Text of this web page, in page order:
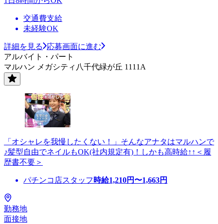
交通費支給
未経験OK
詳細を見る
応募画面に進む
アルバイト・パート
マルハン メガシティ八千代緑が丘 1111A
「オシャレを我慢したくない！」そんなアナタはマルハンで
♪髪型自由でネイルもOK(社内規定有)！しかも高時給↑↑＜履
歴書不要＞
パチンコ店スタッフ 時給1,210円〜1,663円
勤務地
面接地